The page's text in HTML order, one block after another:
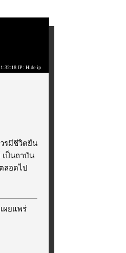
IP: Hide ip
รมีชีวิตยืน
ป็นถาบัน
ลอดไป
ผยแพร่